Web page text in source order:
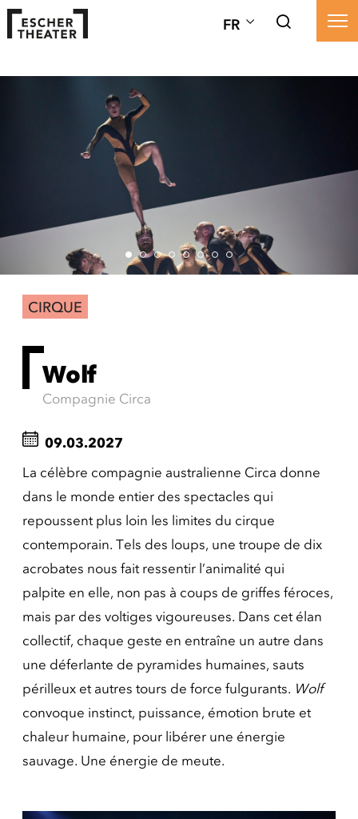
FR
CIRQUE
Wolf
Compagnie Circa
09.03.2027
La célèbre compagnie australienne Circa donne
dans le monde entier des spectacles qui
repoussent plus loin les limites du cirque
contemporain. Tels des loups, une troupe de dix
acrobates nous fait ressentir l’animalité qui
palpite en elle, non pas à coups de griffes féroces,
mais par des voltiges vigoureuses. Dans cet élan
collectif, chaque geste en entraîne un autre dans
une déferlante de pyramides humaines, sauts
périlleux et autres tours de force fulgurants. Wolf
convoque instinct, puissance, émotion brute et
chaleur humaine, pour libérer une énergie
sauvage. Une énergie de meute.